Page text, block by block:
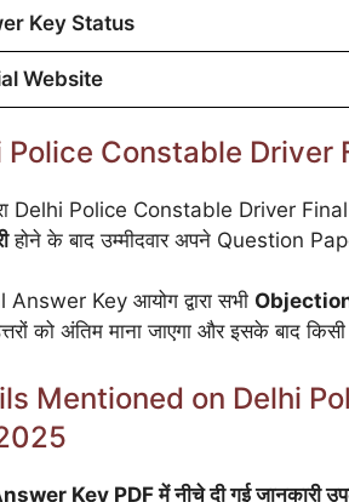
Key Status
Website
Police Constable
Delhi Police Constable Driver
होने के बाद उम्मीदवार अपने Question
Answer Key आयोग द्वारा सभी
को अंतिम माना जाएगा और इसके बाद किसी
Mentioned on Delhi
Key PDF में नीचे दी गई जानकारी